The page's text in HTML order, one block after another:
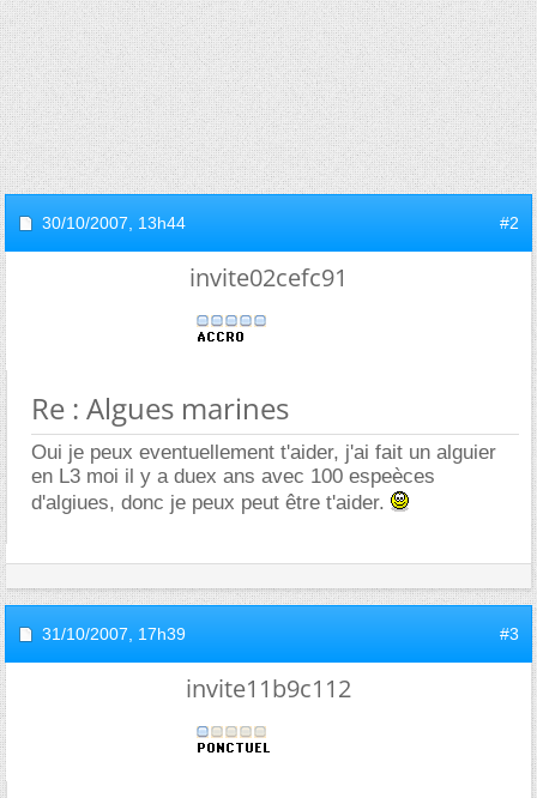
30/10/2007, 13h44 #2
invite02cefc91
Re : Algues marines
Oui je peux eventuellement t'aider, j'ai fait un alguier
en L3 moi il y a duex ans avec 100 espeèces
d'algiues, donc je peux peut être t'aider.
31/10/2007, 17h39 #3
invite11b9c112